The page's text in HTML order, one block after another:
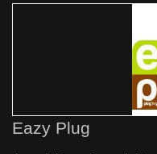
Eazy Plug